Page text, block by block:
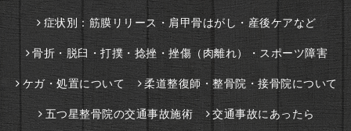
症状別：筋膜リリース・肩甲骨はがし・産後ケアなど
骨折・脱臼・打撲・捻挫・挫傷（肉離れ）・スポーツ障害
ケガ・処置について 柔道整復師・整骨院・接骨院について
五つ星整骨院の交通事故施術 交通事故にあったら